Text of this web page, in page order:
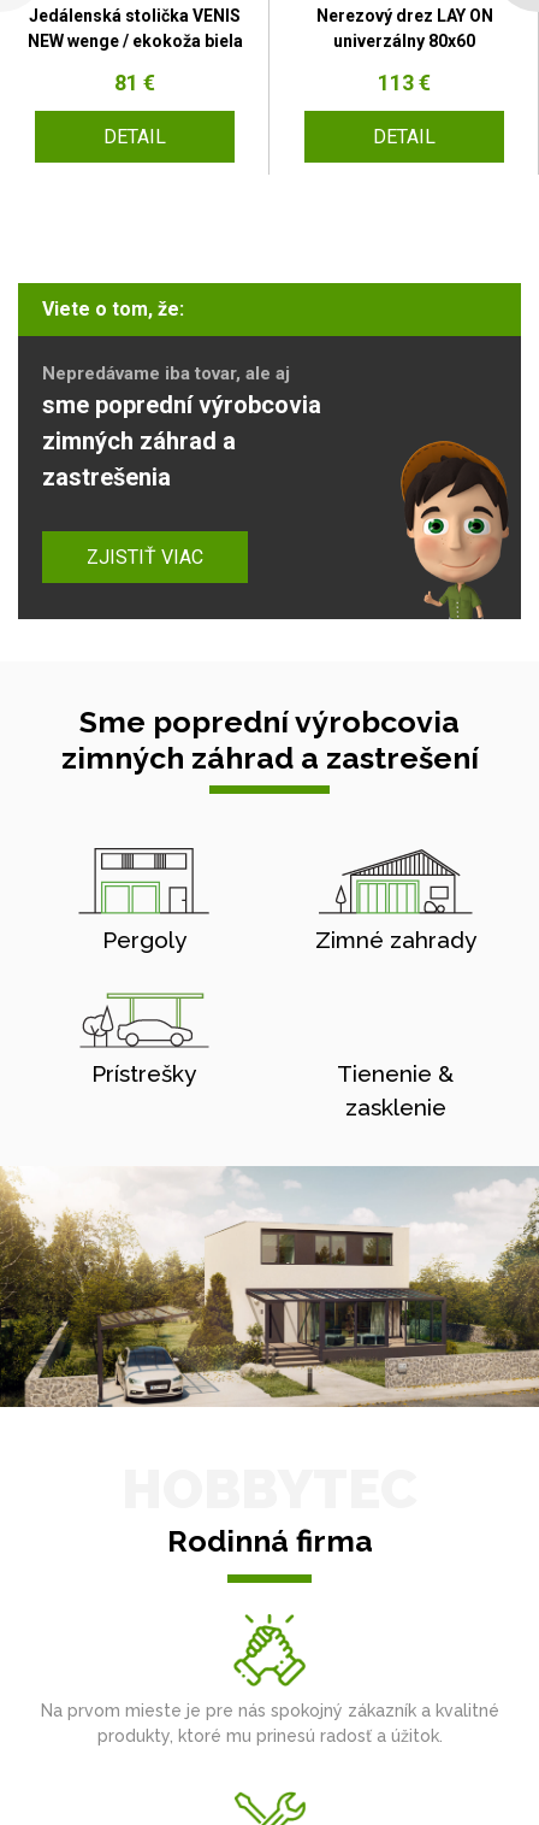
Jedálenská stolička VENIS
NEW wenge / ekokoža biela
81 €
DETAIL
Nerezový drez LAY ON
univerzálny 80x60
113 €
DETAIL
Viete o tom, že:
Nepredávame iba tovar, ale aj
sme poprední výrobcovia
zimných záhrad a
zastrešenia
ZJISTIŤ VIAC
Sme poprední výrobcovia
zimných záhrad a zastrešení
Pergoly Zimné zahrady
Prístrešky
Tienenie &
zasklenie
Rodinná firma
Na prvom mieste je pre nás spokojný zákazník a kvalitné
produkty, ktoré mu prinesú radosť a úžitok.